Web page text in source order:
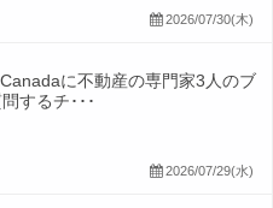
2026/07/30(木)
に不動産の専門家3人のブ
するチ･･･
2026/07/29(水)